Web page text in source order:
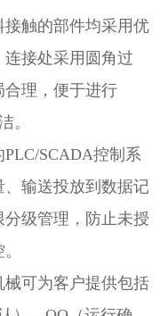
触的部件均采用优
接处采用圆角过
理，便于进行
。
SCADA控制系
输送投放到数据记
级管理，防止未授
可为客户提供包括